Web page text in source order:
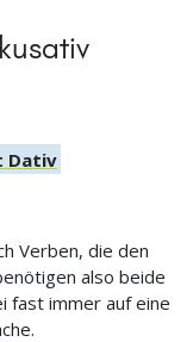
Dativ
Verben, die den
also beide
fast immer auf eine